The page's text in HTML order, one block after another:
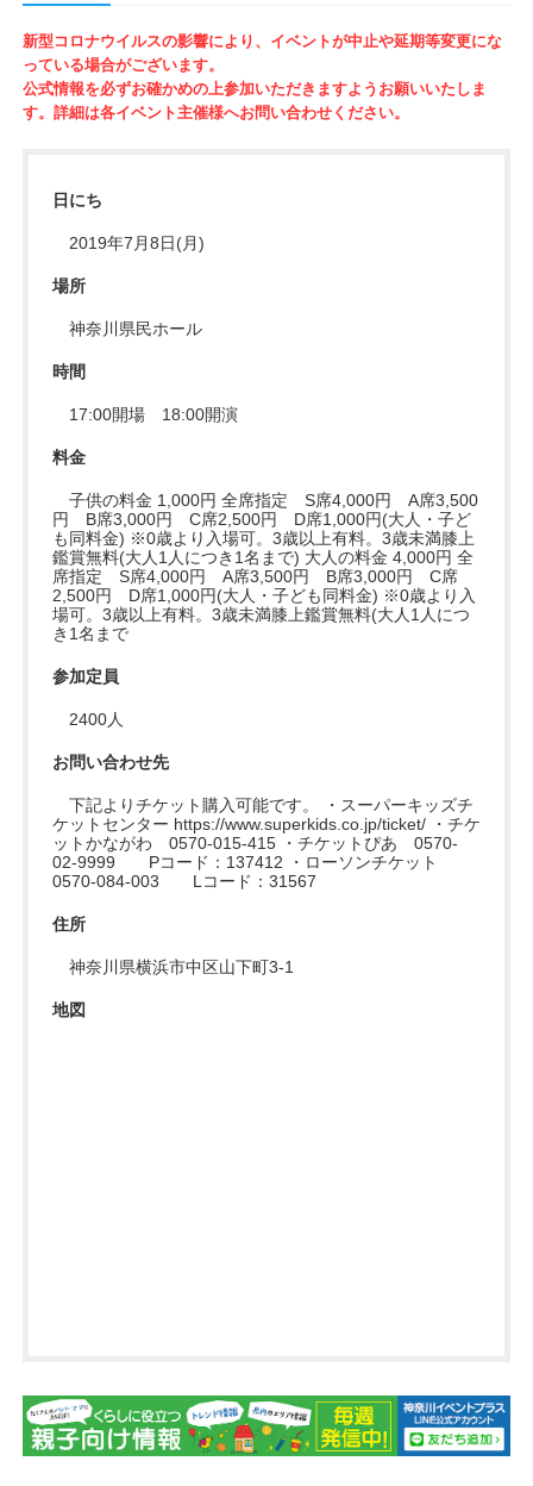
新型コロナウイルスの影響により、イベントが中止や延期等変更にな
っている場合がございます。
公式情報を必ずお確かめの上参加いただきますようお願いいたしま
す。詳細は各イベント主催様へお問い合わせください。
日にち
2019年7月8日(月)
場所
神奈川県民ホール
時間
17:00開場 18:00開演
料金
子供の料金 1,000円 全席指定 S席4,000円 A席3,500
円 B席3,000円 C席2,500円 D席1,000円(大人・子ど
も同料金) ※0歳より入場可。3歳以上有料。3歳未満膝上
鑑賞無料(大人1人につき1名まで) 大人の料金 4,000円 全
席指定 S席4,000円 A席3,500円 B席3,000円 C席
2,500円 D席1,000円(大人・子ども同料金) ※0歳より入
場可。3歳以上有料。3歳未満膝上鑑賞無料(大人1人につ
き1名まで
参加定員
2400人
お問い合わせ先
下記よりチケット購入可能です。 ・スーパーキッズチ
ケットセンター https://www.superkids.co.jp/ticket/ ・チケ
ットかながわ 0570-015-415 ・チケットぴあ 0570-
02-9999 Pコード：137412 ・ローソンチケット
0570-084-003 Lコード：31567
住所
神奈川県横浜市中区山下町3-1
地図